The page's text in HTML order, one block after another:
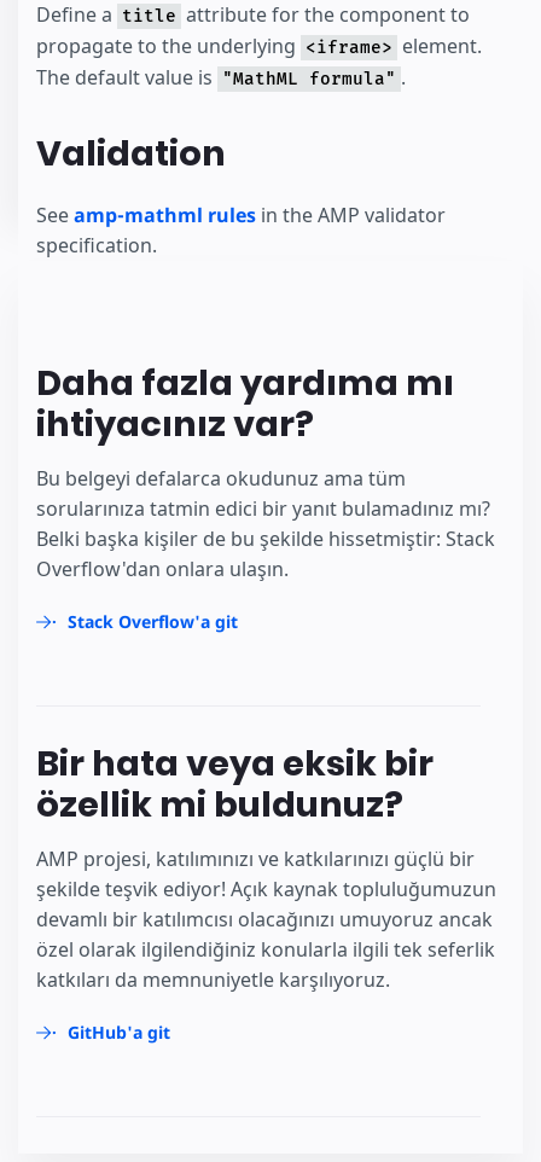
Define a title attribute for the component to
propagate to the underlying <iframe> element.
The default value is
"MathML formula" .
Validation
Seeamp-mathml rules in the AMP validator
specification.
Daha fazla yardıma mı
ihtiyacınız var?
Bu belgeyi defalarca okudunuz ama tüm
sorularınıza tatmin edici bir yanıt bulamadınız mı?
Belki başka kişiler de bu şekilde hissetmiştir: Stack
Overflow'dan onlara ulaşın.
Stack Overflow'a git
Bir hata veya eksik bir
özellik mi buldunuz?
AMP projesi, katılımınızı ve katkılarınızı güçlü bir
şekilde teşvik ediyor! Açık kaynak topluluğumuzun
devamlı bir katılımcısı olacağınızı umuyoruz ancak
özel olarak ilgilendiğiniz konularla ilgili tek seferlik
katkıları da memnuniyetle karşılıyoruz.
GitHub'a git